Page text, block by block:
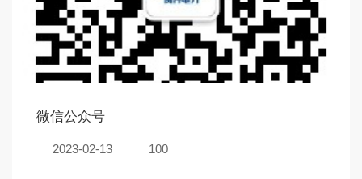
微信公众号
2023-02-13 100